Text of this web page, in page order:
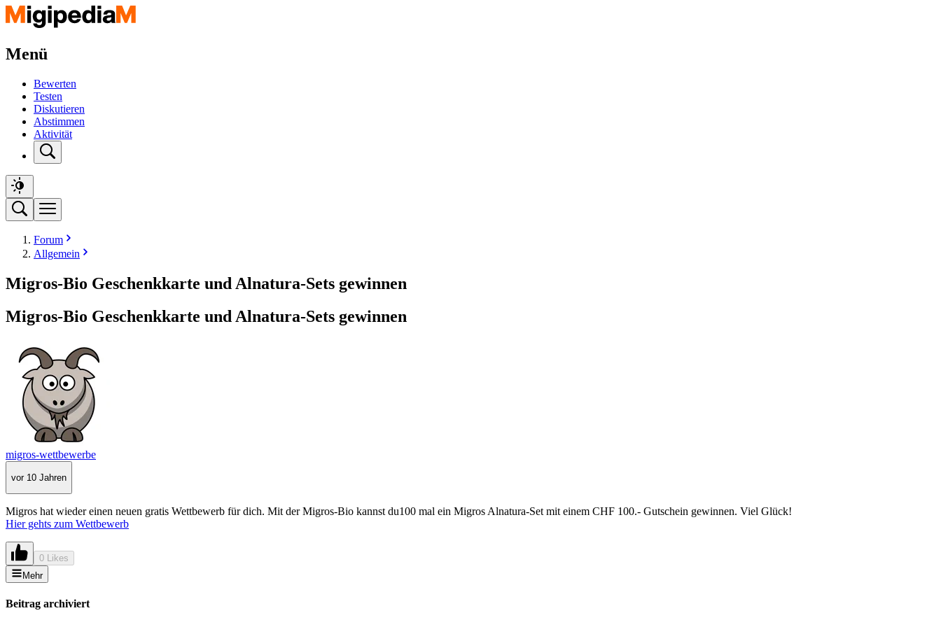
Menü
Bewerten
Testen
Diskutieren
Abstimmen
Aktivität
Forum
Allgemein
Migros-Bio Geschenkkarte und Alnatura-Sets gewinnen
Migros-Bio Geschenkkarte und Alnatura-Sets gewinnen
migros-wettbewerbe
vor 10 Jahren
Migros hat wieder einen neuen gratis Wettbewerb für dich. Mit der Migros-Bio kannst du100 mal ein Migros Alnatura-Set mit einem CHF 100.- Gutschein gewinnen. Viel Glück!
Hier gehts zum Wettbewerb
0 Likes
Mehr
Beitrag archiviert